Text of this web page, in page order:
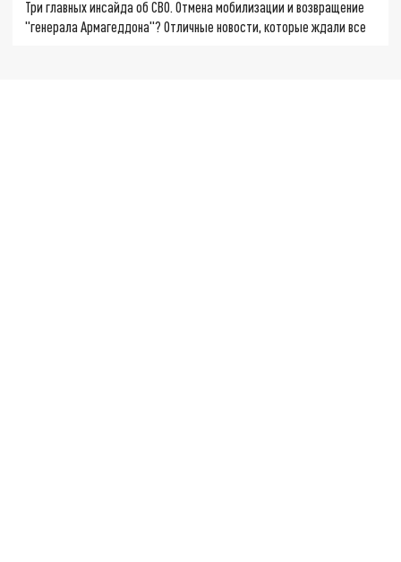
Три главных инсайда об СВО. Отмена мобилизации и возвращение
"генерала Армагеддона"? Отличные новости, которые ждали все